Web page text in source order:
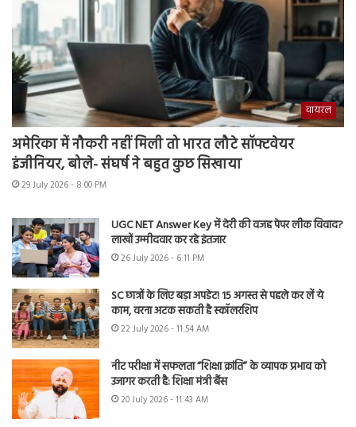
वायरल
अमेरिका में नौकरी नहीं मिली तो भारत लौटे सॉफ्टवेयर
इंजीनियर, बोले- संघर्ष ने बहुत कुछ सिखाया
29 July 2026 - 8:00 PM
UGC NET Answer Key में देरी की वजह पेपर लीक विवाद?
लाखों उम्मीदवार कर रहे इंतजार
26 July 2026 - 6:11 PM
SC छात्रों के लिए बड़ा अपडेट! 15 अगस्त से पहले कर लें ये
काम, वरना अटक सकती है स्कॉलरशिप
22 July 2026 - 11:54 AM
नीट परीक्षा में सफलता “शिक्षा क्रांति” के व्यापक प्रभाव को
उजागर करती है: शिक्षा मंत्री बैंस
20 July 2026 - 11:43 AM